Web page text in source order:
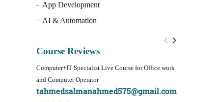
App Development
AI & Automation
Course Reviews
Computer+IT Specialist Live Course for Office work
and Computer Operator
tahmedsalmanahmed575@gmail.com